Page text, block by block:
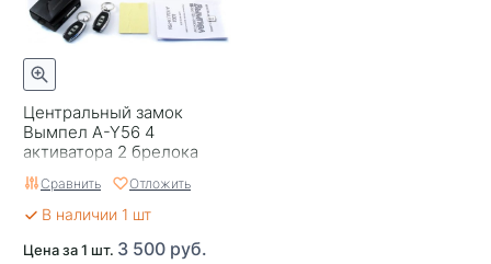
Центральный замок
Вымпел A-Y56 4
активатора 2 брелока
Сравнить Отложить
В наличии 1 шт
Цена за 1 шт. 3 500 руб.